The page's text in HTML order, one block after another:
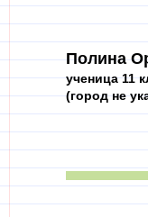
Полина
ученица 11
(город не